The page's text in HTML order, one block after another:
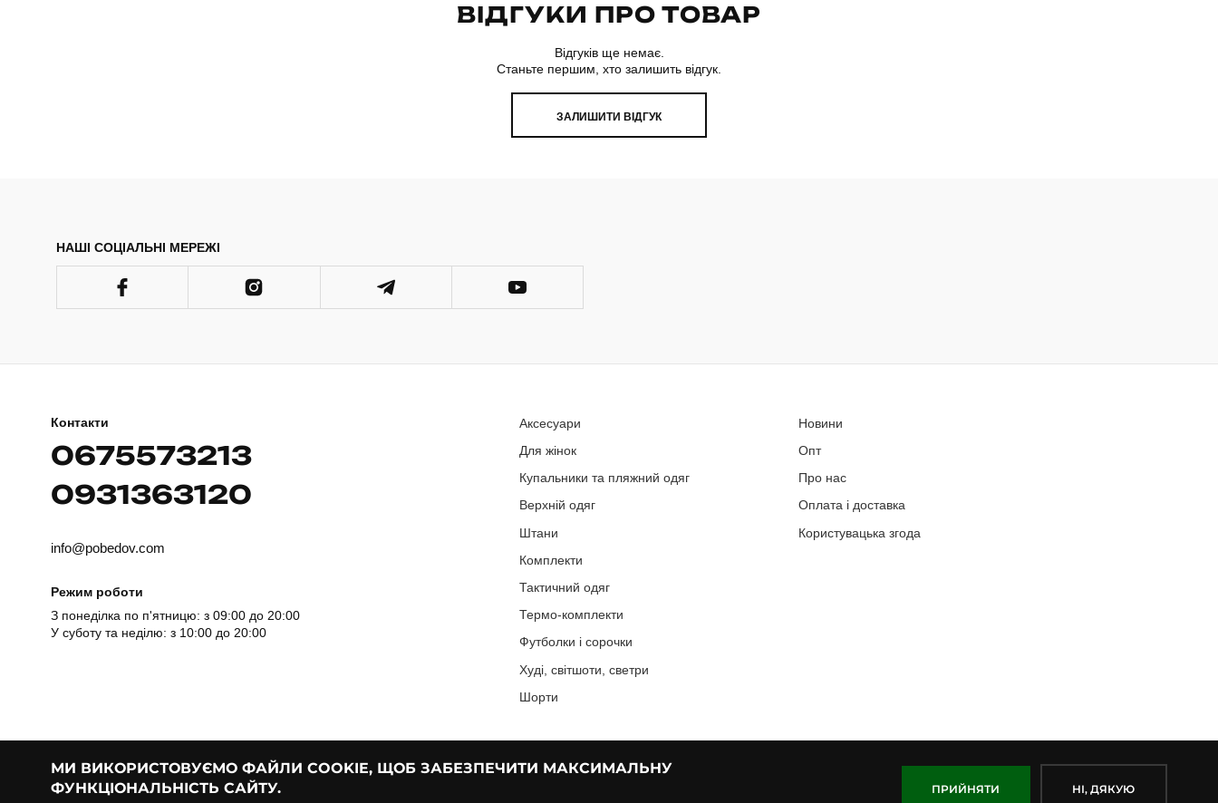
МИ ВИКОРИСТОВУЄМО ФАЙЛИ COOKIE, ЩОБ ЗАБЕЗПЕЧИТИ МАКСИМАЛЬНУ
ФУНКЦІОНАЛЬНІСТЬ САЙТУ.
ПРИЙНЯТИ НІ, ДЯКУЮ
ВІДГУКИ ПРО ТОВАР
Відгуків ще немає.
Станьте першим, хто залишить відгук.
ЗАЛИШИТИ ВІДГУК
НАШІ СОЦІАЛЬНІ МЕРЕЖІ
Контакти
0675573213
0931363120
info@pobedov.com
Режим роботи
З понеділка по п'ятницю: з 09:00 до 20:00
У суботу та неділю: з 10:00 до 20:00
Аксесуари
Для жінок
Купальники та пляжний одяг
Верхній одяг
Штани
Комплекти
Тактичний одяг
Термо-комплекти
Футболки і сорочки
Худі, світшоти, светри
Шорти
Новини
Опт
Про нас
Оплата і доставка
Користувацька згода
© Pobedov | 2018 — 2026